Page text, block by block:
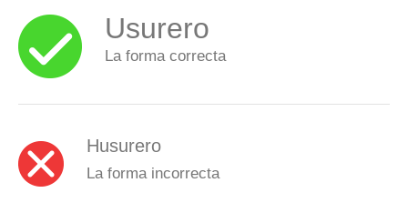
Usurero
La forma correcta
Husurero
La forma incorrecta